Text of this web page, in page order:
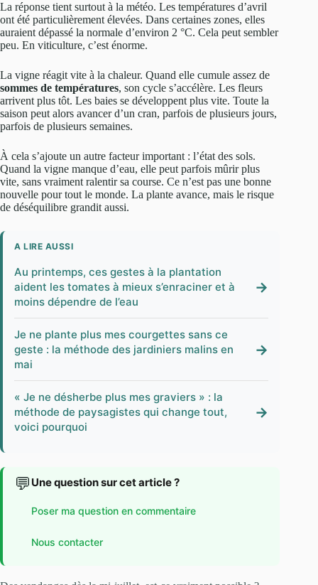
La réponse tient surtout à la météo. Les températures d’avril
ont été particulièrement élevées. Dans certaines zones, elles
auraient dépassé la normale d’environ 2 °C. Cela peut sembler
peu. En viticulture, c’est énorme.
La vigne réagit vite à la chaleur. Quand elle cumule assez de
sommes de températures, son cycle s’accélère. Les fleurs
arrivent plus tôt. Les baies se développent plus vite. Toute la
saison peut alors avancer d’un cran, parfois de plusieurs jours,
parfois de plusieurs semaines.
À cela s’ajoute un autre facteur important : l’état des sols.
Quand la vigne manque d’eau, elle peut parfois mûrir plus
vite, sans vraiment ralentir sa course. Ce n’est pas une bonne
nouvelle pour tout le monde. La plante avance, mais le risque
de déséquilibre grandit aussi.
A LIRE AUSSI
Au printemps, ces gestes à la plantation
aident les tomates à mieux s’enraciner et à
moins dépendre de l’eau
→
Je ne plante plus mes courgettes sans ce
geste : la méthode des jardiniers malins en
mai
→
« Je ne désherbe plus mes graviers » : la
méthode de paysagistes qui change tout,
voici pourquoi
→
💬 Une question sur cet article ?
Poser ma question en commentaire
Nous contacter